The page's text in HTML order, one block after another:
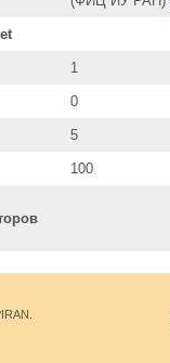
1
0
5
100